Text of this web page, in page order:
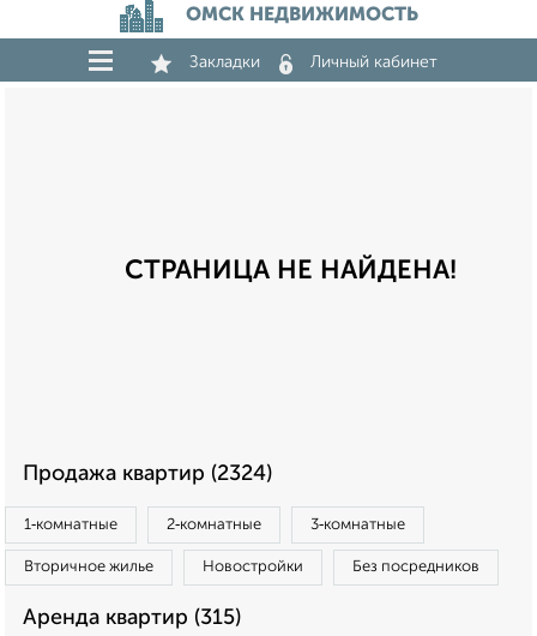
ОМСК НЕДВИЖИМОСТЬ
Закладки Личный кабинет
СТРАНИЦА НЕ НАЙДЕНА!
Продажа квартир (2324)
1‑комнатные 2‑комнатные 3‑комнатные
Вторичное жилье Новостройки Без посредников
Аренда квартир (315)